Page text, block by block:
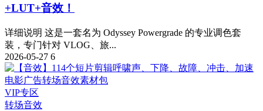
+LUT+音效！
详细说明 这是一套名为 Odyssey Powergrade 的专业调色套
装，专门针对 VLOG、旅...
2026-05-27 6
VIP专区
转场音效